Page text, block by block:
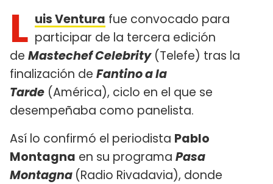
L uis Ventura fue convocado para
participar de la tercera edición
de Mastechef Celebrity(Telefe) tras la
finalización de Fantino a la
Tarde (América), ciclo en el que se
desempeñaba como panelista.
Así lo confirmó el periodista Pablo
Montagna en su programa Pasa
Montagna (Radio Rivadavia), donde